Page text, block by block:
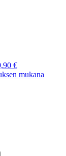
€
mukana